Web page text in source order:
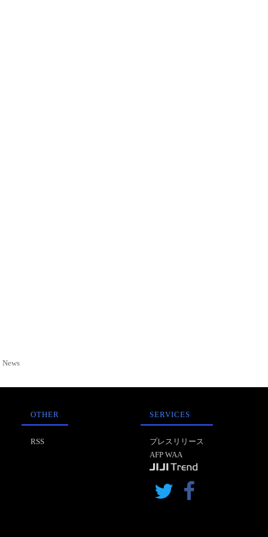
OTHER
RSS
SERVICES
プレスリリース
AFP WAA